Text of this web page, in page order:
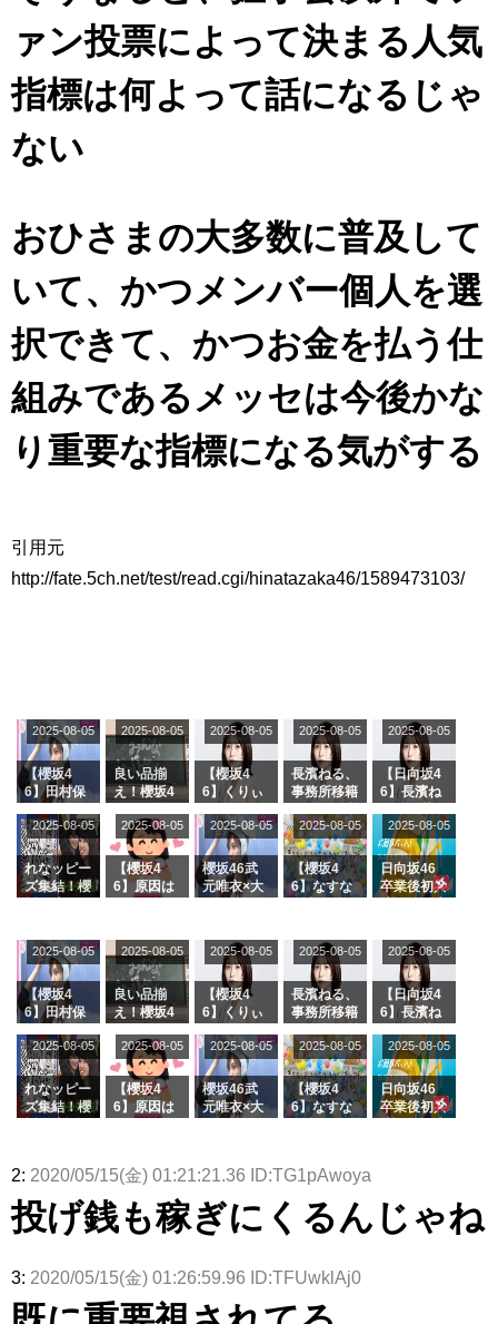
かけまくったうちの息子が団地住みの貧乏に学歴で負けた」
ァン投票によって決まる人気
指標は何よって話になるじゃ
ない
おひさまの大多数に普及して
いて、かつメンバー個人を選
択できて、かつお金を払う仕
組みであるメッセは今後かな
り重要な指標になる気がする
引用元
http://fate.5ch.net/test/read.cgi/hinatazaka46/1589473103/
【櫻坂4
6】田村保
ージを脱い
でいた理由
2025-08-05
良い品揃
え！櫻坂4
グル『Mak
e or Brea
k』オフィ
シャルグッ
ズ絶賛販売
2025-08-05
【櫻坂4
6】くりぃ
の2人を手
玉に取る大
沼晶保【く
りぃむナン
タラ】
2025-08-05
長濱ねる、
事務所移籍
属を発表
2025-08-05
【日向坂4
6】長濱ね
ら移籍しフ
ラーム所属
に。これで
事務所に所
属している
がこちら
2025-08-05
れなッピー
ズ集結！櫻
理子、8/6
「ラヴィッ
ト！」水曜
スタジオ出
演決定
2025-08-05
【櫻坂4
6】原因は
uddiesを
ざわつかせ
る...
2025-08-05
櫻坂46武
元唯衣×大
カップお姉
さんに恐怖
【くりぃむ
ナンタラ】
2025-08-05
【櫻坂4
6】なすな
2曲目っ
て...【ラヴ
ィット 東
京ドーム公
演】
2025-08-05
日向坂46
卒業後初共
師匠オード
リー若林さ
んと再会し
た結果･･･
【激レアさ
きた。】
2025-08-05
【櫻坂4
6】田村保
ージを脱い
でいた理由
2025-08-05
良い品揃
え！櫻坂4
グル『Mak
e or Brea
k』オフィ
シャルグッ
ズ絶賛販売
2025-08-05
【櫻坂4
6】くりぃ
の2人を手
玉に取る大
沼晶保【く
りぃむナン
タラ】
2025-08-05
長濱ねる、
事務所移籍
属を発表
2025-08-05
【日向坂4
6】長濱ね
ら移籍しフ
ラーム所属
に。これで
事務所に所
属している
2025-08-05
れなッピー
ズ集結！櫻
「ラヴィッ
スタジオ出
演決定
2025-08-05
【櫻坂4
6】原因は
ざわつかせ
2025-08-05
櫻坂46武
元唯衣×大
さんに恐怖
ナンタラ】
2025-08-05
【櫻坂4
6】なすな
て...【ラヴ
京ドーム公
演】
2025-08-05
日向坂46
卒業後初共
た結果･･･
【激レアさ
2025-08-05
2: 2020/05/15(金) 01:21:21.36 ID:TG1pAwoya
投げ銭も稼ぎにくるんじゃね
3: 2020/05/15(金) 01:26:59.96 ID:TFUwklAj0